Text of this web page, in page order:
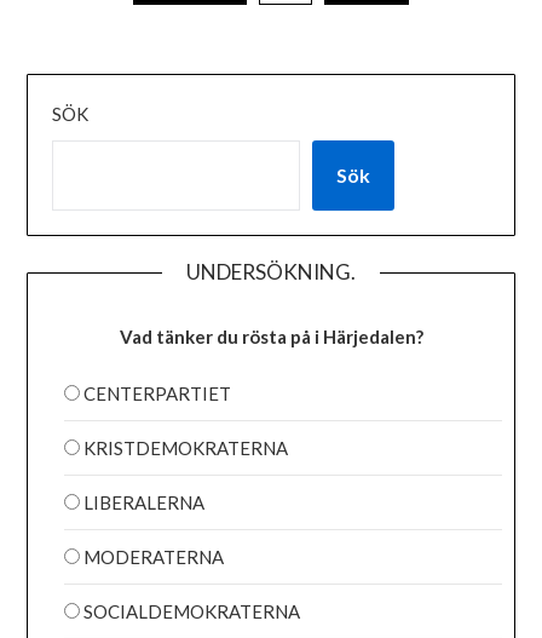
SÖK
Sök
UNDERSÖKNING.
Vad tänker du rösta på i Härjedalen?
CENTERPARTIET
KRISTDEMOKRATERNA
LIBERALERNA
MODERATERNA
SOCIALDEMOKRATERNA